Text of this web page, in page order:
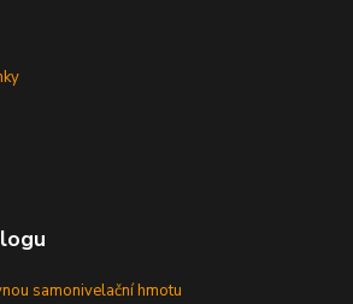
samonivelační hmotu